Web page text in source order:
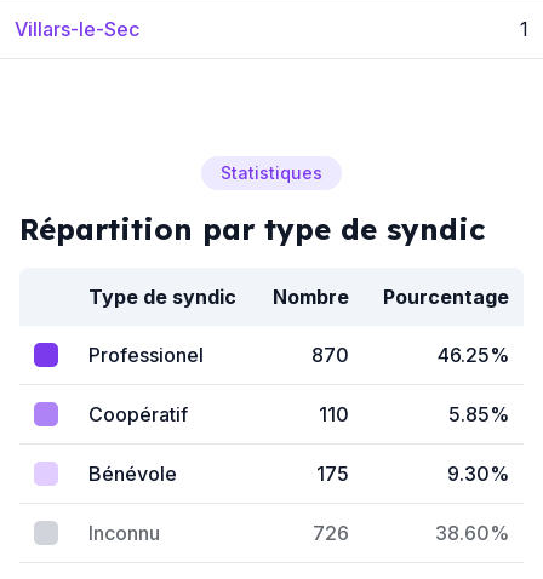
Villars-le-Sec 1
Statistiques
Répartition par type de syndic
Type de syndic Nombre Pourcentage
Professionel 870 46.25%
Coopératif 110 5.85%
Bénévole 175 9.30%
Inconnu 726 38.60%